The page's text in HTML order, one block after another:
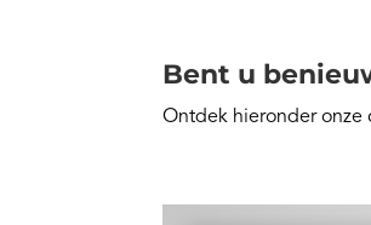
Bent u
Ontdek hieronder onze